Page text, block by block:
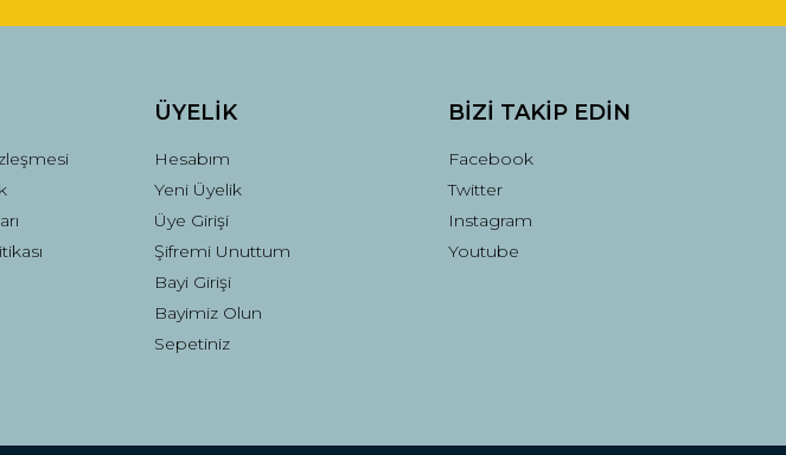
ÜYELİK
Hesabım
Yeni Üyelik
Üye Girişi
Şifremi Unuttum
Bayi Girişi
Bayimiz Olun
Sepetiniz
BİZİ TAKİP EDİN
Facebook
Twitter
Instagram
Youtube